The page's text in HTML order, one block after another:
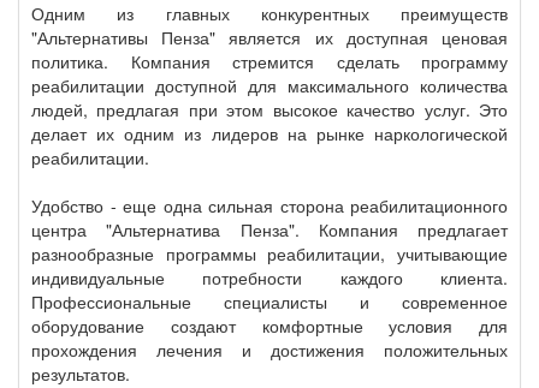
Одним из главных конкурентных преимуществ
"Альтернативы Пенза" является их доступная ценовая
политика. Компания стремится сделать программу
реабилитации доступной для максимального количества
людей, предлагая при этом высокое качество услуг. Это
делает их одним из лидеров на рынке наркологической
реабилитации.
Удобство - еще одна сильная сторона реабилитационного
центра "Альтернатива Пенза". Компания предлагает
разнообразные программы реабилитации, учитывающие
индивидуальные потребности каждого клиента.
Профессиональные специалисты и современное
оборудование создают комфортные условия для
прохождения лечения и достижения положительных
результатов.